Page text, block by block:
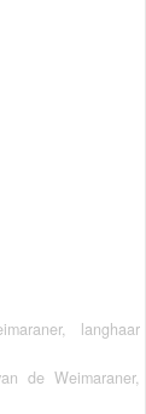
langhaar
de Weimaraner,